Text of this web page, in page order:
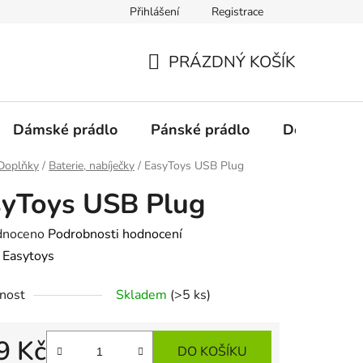
Podmínky ochrany osobních údajů
Přihlášení Registrace
KOŠÍK
PRÁZDNÝ KOŠÍK
Dámské prádlo Pánské prádlo Doplňky
/ Baterie, nabíječky / EasyToys USB Plug
USB Plug
Podrobnosti hodnocení
Easytoys
Skladem (>5 ks)
Kč DO KOŠÍKU